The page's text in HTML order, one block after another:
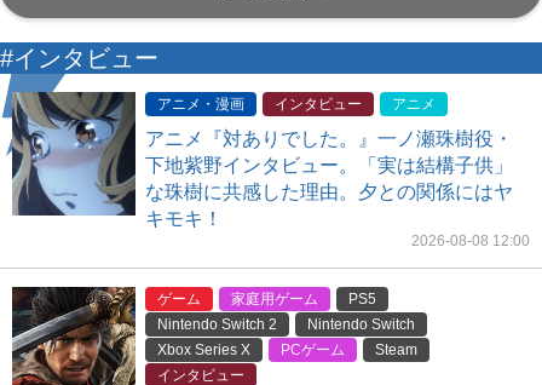
#インタビュー
アニメ・漫画 インタビュー アニメ
アニメ『対ありでした。』一ノ瀬珠樹役・
下地紫野インタビュー。「実は結構子供」
な珠樹に共感した理由。夕との関係にはヤ
キモキ！
2026-08-08 12:00
ゲーム 家庭用ゲーム
PS5
Nintendo Switch 2
Nintendo Switch
Xbox Series X
PCゲーム
Steam
インタビュー